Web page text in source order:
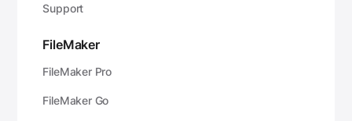
Support
FileMaker
FileMaker Pro
FileMaker Go